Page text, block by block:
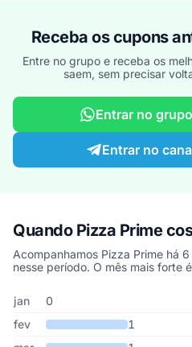
Receba os cupons
Entre no grupo e receba os
saem, sem precisar
Entrar no
Entrar no
Quando Pizza Prime
Acompanhamos Pizza Prime há
nesse período. O mês mais forte é
Cupons de Pizza Prime
Mês Cupons publicados
jan
0
fev
1